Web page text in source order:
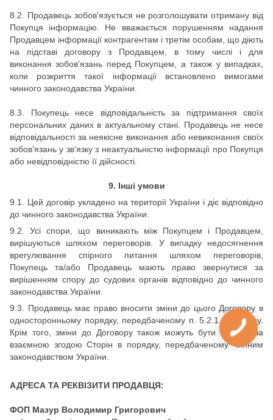
8.2. Продавець зобов'язується не розголошувати отриману від
Покупця інформацію. Не вважається порушенням надання
Продавцем інформації контрагентам і третім особам, що діють
на підставі договору з Продавцем, в тому числі і для
виконання зобов'язань перед Покупцем, а також у випадках,
коли розкриття такої інформації встановлено вимогами
чинного законодавства України.
8.3. Покупець несе відповідальність за підтримання своїх
персональних даних в актуальному стані. Продавець не несе
відповідальності за неякісне виконання або невиконання своїх
зобов'язань у зв'язку з неактуальністю інформації про Покупця
або невідповідністю її дійсності.
9. Інші умови
9.1. Цей договір укладено на території України і діє відповідно
до чинного законодавства України.
9.2. Усі спори, що виникають між Покупцем і Продавцем,
вирішуються шляхом переговорів. У випадку недосягнення
врегулювання спірного питання шляхом переговорів,
Покупець та/або Продавець мають право звернутися за
вирішенням спору до судових органів відповідно до чинного
законодавства України.
9.3. Продавець має право вносити зміни до цього Договору в
односторонньому порядку, передбаченому п. 5.2.1. Договору.
Крім того, зміни до Договору також можуть бути внесені за
взаємною згодою Сторін в порядку, передбаченому чинним
законодавством України.
АДРЕСА ТА РЕКВІЗИТИ ПРОДАВЦЯ:
ФОП Мазур Володимир Григорович